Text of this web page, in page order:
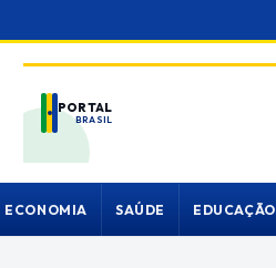
PORTAL
BRASIL
ECONOMIA SAÚDE EDUCAÇÃO